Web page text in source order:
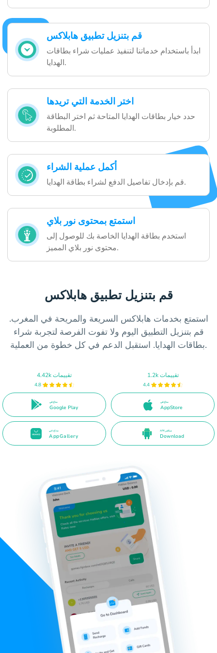
قم بتنزيل تطبيق هابلاكس
ابدأ باستخدام خدماتنا لتنفيذ عمليات شراء بطاقات
الهدايا.
اختر الخدمة التي تريدها
حدد خيار بطاقات الهدايا المتاحة ثم اختر البطاقة
المطلوبة.
أكمل عملية الشراء
قم بإدخال تفاصيل الدفع لشراء بطاقة الهدايا.
استمتع بمحتوى نور بلاي
استخدم بطاقة الهدايا الخاصة بك للوصول إلى
محتوى نور بلاي المميز.
قم بتنزيل تطبيق هابلاكس
استمتع بخدمات هابلاكس السريعة والمريحة في المغرب.
قم بتنزيل التطبيق اليوم ولا تفوت الفرصة لتجربة شراء
بطاقات الهدايا. استقبل الدعم في كل خطوة من العملية.
4.42k تقييمات
4.8
متاح في
Google Play
1.2k تقييمات
4.4
متاح في
AppStore
متاح في
AppGallery
APK مباشر
Download